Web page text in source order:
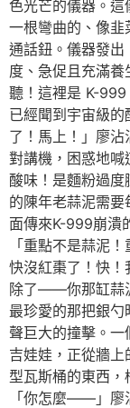
色光芒的儀器。這
一根彎曲的、像
通話鈕。儀器發
度、急促且充滿
聽！這裡是 K-999
已經聞到宇宙級
了！馬上！」廖
對講機，困惑地喊
酸味！是麵粉過
的陳年老蒜泥需
面傳來K-999崩潰
「重點不是蒜泥
快沒紅棗了！快！
除了——你那缸蒜
最珍愛的那把銀勺
聲巨大的撞擊。
吉娃娃，正從牆
型瓦斯桶的東西，
「你怎麼——」廖